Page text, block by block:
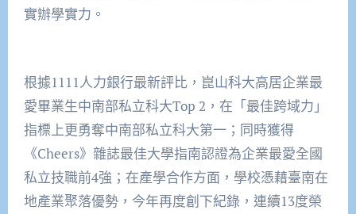
實辦學實力。
根據1111人力銀行最新評比，崑山科大高居企業最
愛畢業生中南部私立科大Top 2，在「最佳跨域力」
指標上更勇奪中南部私立科大第一；同時獲得
《Cheers》雜誌最佳大學指南認證為企業最愛全國
私立技職前4強；在產學合作方面，學校憑藉臺南在
地產業聚落優勢，今年再度創下紀錄，連續13度榮